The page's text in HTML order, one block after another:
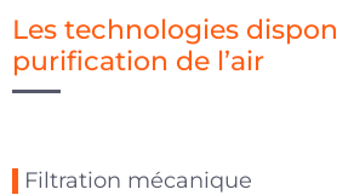
Les technologies
purification de l’air
Filtration mécanique